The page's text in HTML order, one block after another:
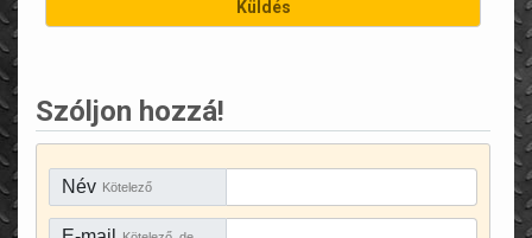
Szóljon hozzá!
Név Kötelező